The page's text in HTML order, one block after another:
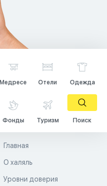
Медресе Отели Одежда
Фонды Туризм Поиск
Главная
О халяль
Уровни доверия